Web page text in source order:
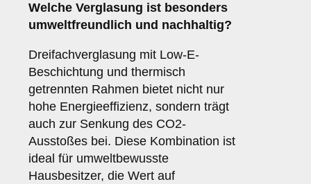
Welche Verglasung ist besonders
umweltfreundlich und nachhaltig?
Dreifachverglasung mit Low-E-
Beschichtung und thermisch
getrennten Rahmen bietet nicht nur
hohe Energieeffizienz, sondern trägt
auch zur Senkung des CO2-
Ausstoßes bei. Diese Kombination ist
ideal für umweltbewusste
Hausbesitzer, die Wert auf